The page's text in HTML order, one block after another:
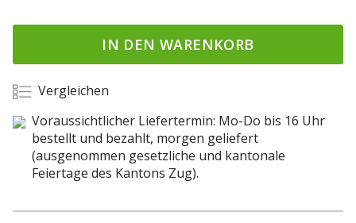
IN DEN WARENKORB
Vergleichen
Voraussichtlicher Liefertermin: Mo-Do bis 16 Uhr
bestellt und bezahlt, morgen geliefert
(ausgenommen gesetzliche und kantonale
Feiertage des Kantons Zug).